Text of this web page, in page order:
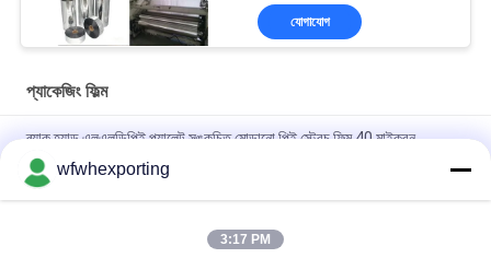
যোগাযোগ
প্যাকেজিং ফিল্ম
ব্ল্যাক হ্যান্ড এলএলডিপিই প্যালেট সঙ্কুচিত মোড়ানো পিই স্ট্রেচ ফিল্ম 40 মাইক্রন
23 মাইক এলএলডিপিই স্ট্রেচ ফিল্ম হাই টেনসিল প্রসারণ 400-600 মেশিন স্ট্রেচ র্যাপিং
ফিল্ম
প্যালেট এবং শক্ত কাগজ মোড়ানো ফিল্মের জন্য কাস্টমাইজড রঙিন কালো এবং লাল পি স্ট্রেচ
wfwhexporting
3:17 PM